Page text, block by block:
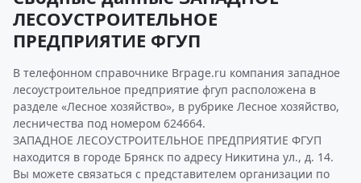
ЛЕСОУСТРОИТЕЛЬНОЕ
ПРЕДПРИЯТИЕ ФГУП
В телефонном справочнике Brpage.ru компания западное
лесоустроительное предприятие фгуп расположена в
разделе «Лесное хозяйство», в рубрике Лесное хозяйство,
лесничества под номером 624664.
ЗАПАДНОЕ ЛЕСОУСТРОИТЕЛЬНОЕ ПРЕДПРИЯТИЕ ФГУП
находится в городе Брянск по адресу Никитина ул., д. 14.
Вы можете связаться с представителем организации по